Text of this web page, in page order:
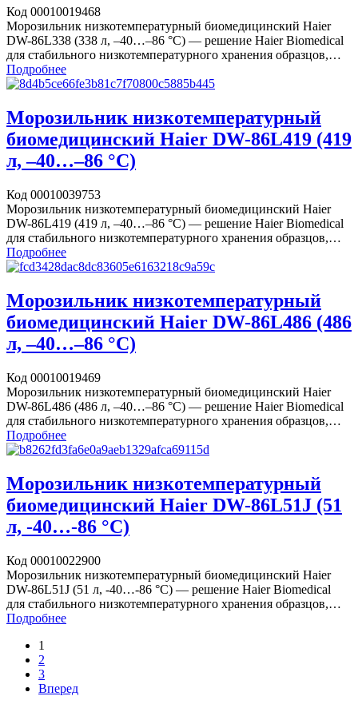
Код 00010019468
Морозильник низкотемпературный биомедицинский Haier
DW-86L338 (338 л, –40…–86 °C) — решение Haier Biomedical
для стабильного низкотемпературного хранения образцов,…
Подробнее
Морозильник низкотемпературный
биомедицинский Haier DW-86L419 (419
л, –40…–86 °C)
Код 00010039753
Морозильник низкотемпературный биомедицинский Haier
DW-86L419 (419 л, –40…–86 °C) — решение Haier Biomedical
для стабильного низкотемпературного хранения образцов,…
Подробнее
Морозильник низкотемпературный
биомедицинский Haier DW-86L486 (486
л, –40…–86 °C)
Код 00010019469
Морозильник низкотемпературный биомедицинский Haier
DW-86L486 (486 л, –40…–86 °C) — решение Haier Biomedical
для стабильного низкотемпературного хранения образцов,…
Подробнее
Морозильник низкотемпературный
биомедицинский Haier DW-86L51J (51
л, -40…-86 °С)
Код 00010022900
Морозильник низкотемпературный биомедицинский Haier
DW-86L51J (51 л, -40…-86 °С) — решение Haier Biomedical
для стабильного низкотемпературного хранения образцов,…
Подробнее
1
2
3
Вперед